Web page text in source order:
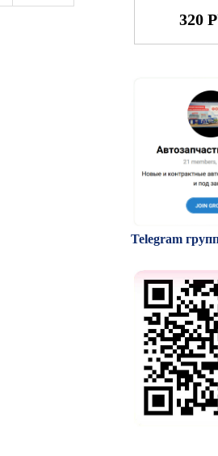
320
Telegram